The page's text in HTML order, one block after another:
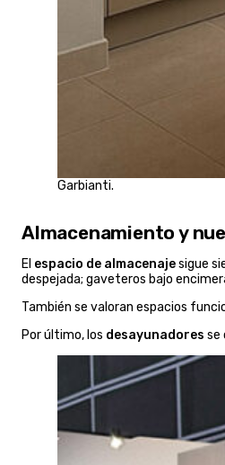
Garbianti.
Almacenamiento y
El espacio de almacenajesigue
despejada; gaveteros bajo
También se valoran espacios
Por último, los desayunadores se